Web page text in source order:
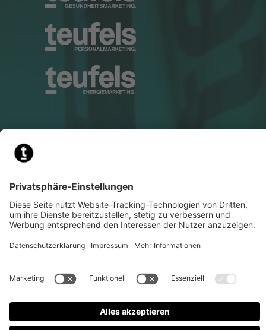
Barrierefreiheitserklärung
AGB